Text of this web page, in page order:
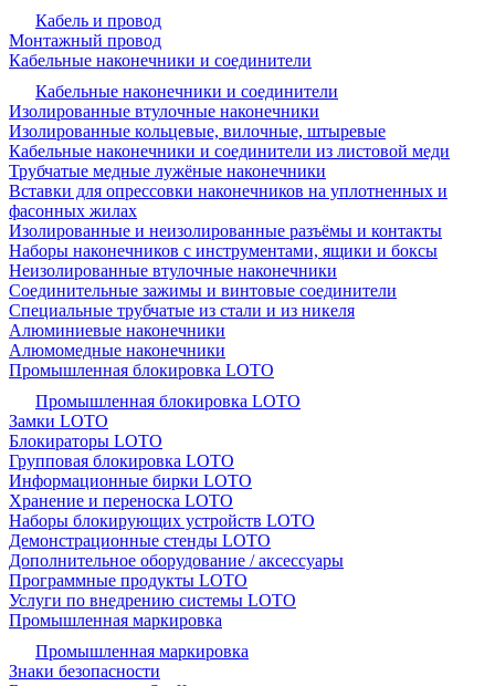
Кабель и провод
Монтажный провод
Кабельные наконечники и соединители
Кабельные наконечники и соединители
Изолированные втулочные наконечники
Изолированные кольцевые, вилочные, штыревые
Кабельные наконечники и соединители из листовой меди
Трубчатые медные лужёные наконечники
Вставки для опрессовки наконечников на уплотненных и
фасонных жилах
Изолированные и неизолированные разъёмы и контакты
Наборы наконечников с инструментами, ящики и боксы
Неизолированные втулочные наконечники
Соединительные зажимы и винтовые соединители
Специальные трубчатые из стали и из никеля
Алюминиевые наконечники
Алюмомедные наконечники
Промышленная блокировка LOTO
Промышленная блокировка LOTO
Замки LOTO
Блокираторы LOTO
Групповая блокировка LOTO
Информационные бирки LOTO
Хранение и переноска LOTO
Наборы блокирующих устройств LOTO
Демонстрационные стенды LOTO
Дополнительное оборудование / аксессуары
Программные продукты LOTO
Услуги по внедрению системы LOTO
Промышленная маркировка
Промышленная маркировка
Знаки безопасности